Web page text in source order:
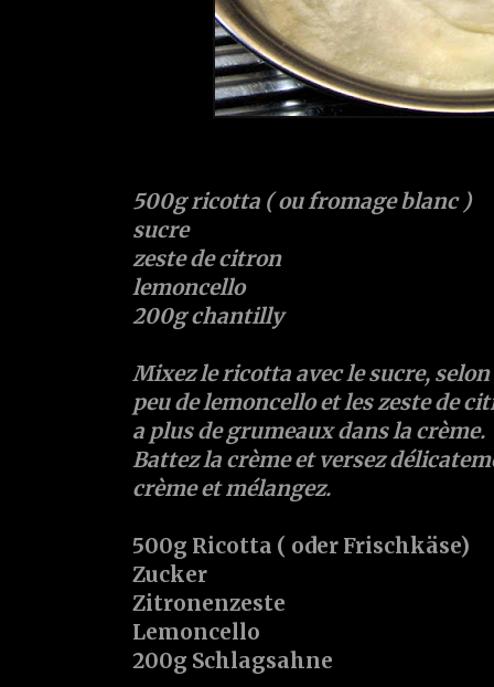
500g ricotta ( ou fromage blanc )
sucre
zeste de citron
lemoncello
200g chantilly
Mixez le ricotta avec le sucre,
peu de lemoncello et les zeste de
a plus de grumeaux dans la crème.
Battez la crème et versez
crème et mélangez.
500g Ricotta ( oder Frischkäse)
Zucker
Zitronenzeste
Lemoncello
200g Schlagsahne